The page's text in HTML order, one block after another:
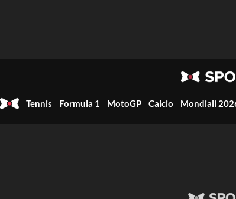
Tennis Formula 1 MotoGP Calcio Mondiali